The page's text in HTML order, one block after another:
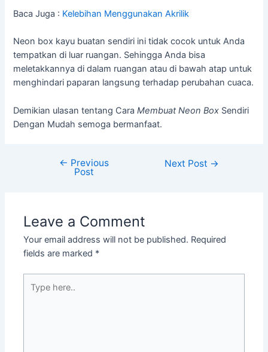
Baca Juga : Kelebihan Menggunakan Akrilik
Neon box kayu buatan sendiri ini tidak cocok untuk Anda
tempatkan di luar ruangan. Sehingga Anda bisa
meletakkannya di dalam ruangan atau di bawah atap untuk
menghindari paparan langsung terhadap perubahan cuaca.
Demikian ulasan tentang CaraMembuat Neon Box Sendiri
Dengan Mudah semoga bermanfaat.
← Previous
Post
Next Post →
Leave a Comment
Your email address will not be published. Required
fields are marked *
here..